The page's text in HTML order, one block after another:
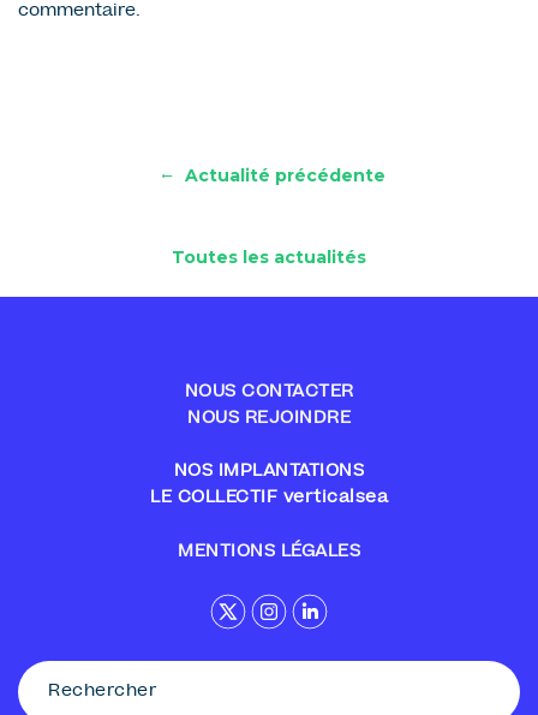
commentaire.
← Actualité précédente
Toutes les actualités
NOUS CONTACTER
NOUS REJOINDRE
NOS IMPLANTATIONS
LE COLLECTIF verticalsea
MENTIONS LÉGALES